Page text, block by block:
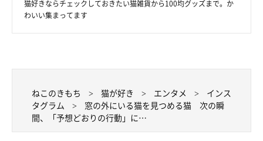
猫好きならチェックしておきたい猫雑貨から100均グッズまで。か
わいい集まってます
ねこのきもち 猫が好き エンタメ
インス
タグラム
窓の外にいる猫を見つめる猫 次の瞬
間、「予想どおりの行動」に…